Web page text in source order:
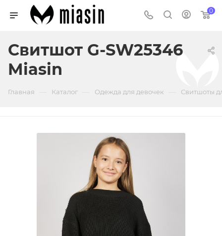
0
Свитшот G-SW25346
Miasin
Главная Каталог Одежда для девочек Свитшоты